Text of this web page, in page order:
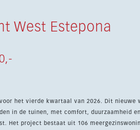
West Estepona
het vierde kwartaal van 2026. Dit nieuwe
in de tuinen, met comfort, duurzaamheid
elk met